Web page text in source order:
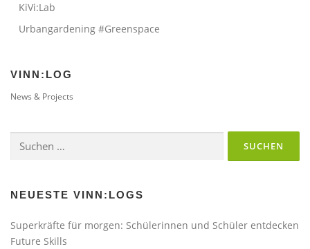
KiVi:Lab
Urbangardening #Greenspace
VINN:LOG
News & Projects
nach:
NEUESTE VINN:LOGS
Superkräfte für morgen: Schülerinnen und Schüler entdecken
Future Skills